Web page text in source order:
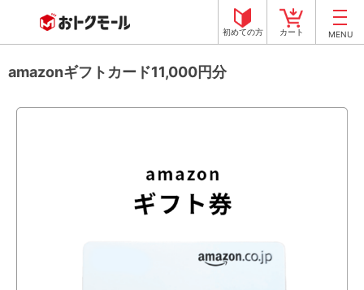
MENU
初めての方 カート
amazonギフトカード11,000円分